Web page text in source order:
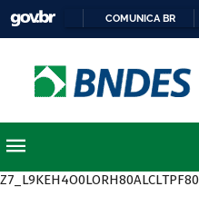
COMUNICA BR